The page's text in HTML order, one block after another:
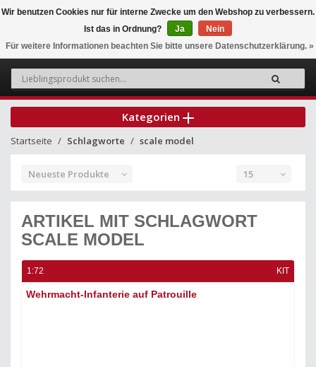
0
Kategorien
Startseite Schlagworte scale model
Neueste Produkte 15
ARTIKEL MIT SCHLAGWORT
SCALE MODEL
1:72 KIT
Wehrmacht-Infanterie auf Patrouille
Wir benutzen Cookies nur für interne Zwecke um den Webshop zu verbessern.
Ist das in Ordnung?
Ja
Nein
Für weitere Informationen beachten Sie bitte unsere Datenschutzerklärung. »